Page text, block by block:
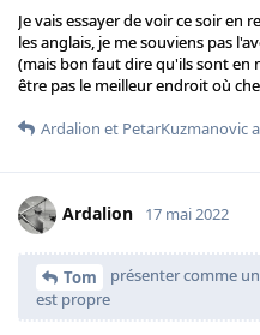
Je vais essayer de voir ce soir en
les anglais, je me souviens pas
(mais bon faut dire qu'ils sont
être pas le meilleur endroit où
Ardalion et PetarKuzmanovic
Ardalion 17 mai 2022
Tom
présenter comme
est propre